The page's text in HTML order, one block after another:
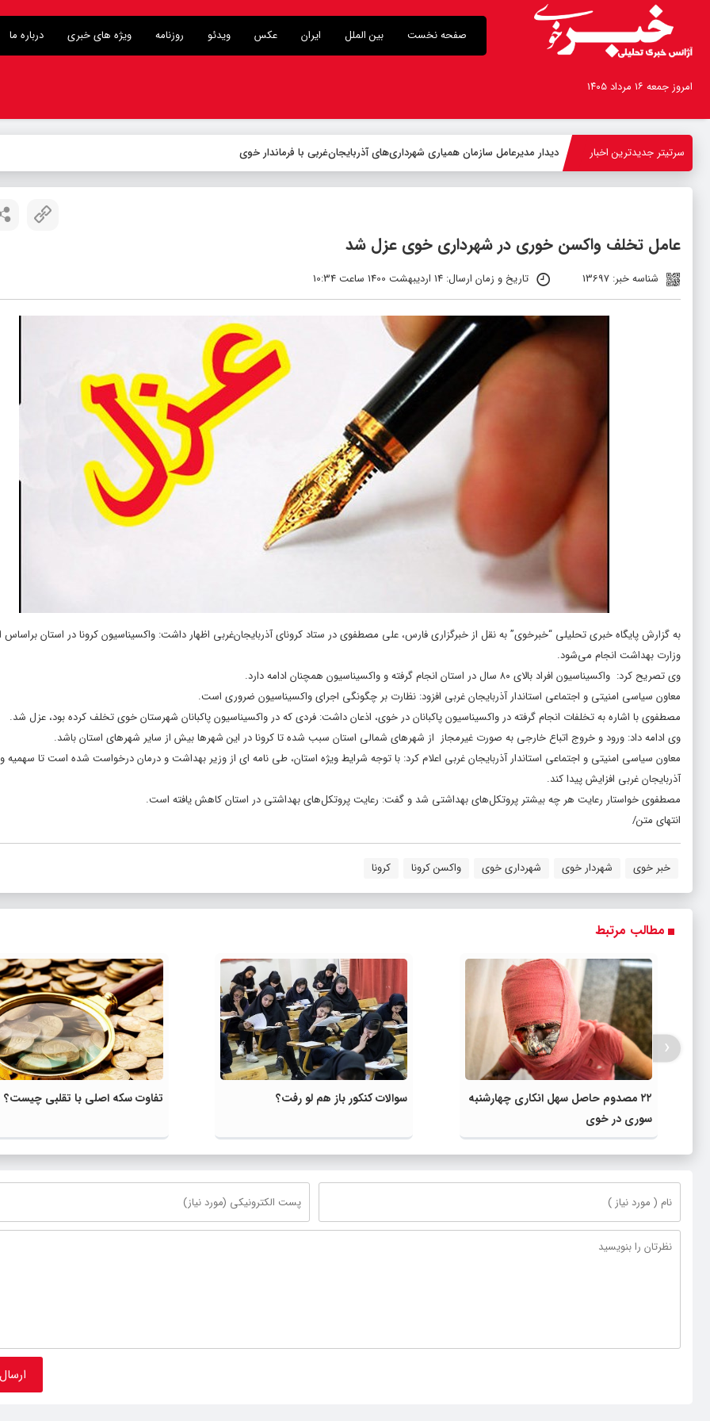
صفحه نخست بین الملل ایران عکس ویدئو روزنامه ویژه های خبری درباره ما
امروز جمعه ۱۶ مرداد ۱۴۰۵
سرتیتر جدیدترین اخبار -
عامل تخلف واکسن خوری در شهرداری خوی عزل شد
شناسه خبر: 13697 تاریخ و زمان ارسال: 14 اردیبهشت 1400 ساعت 10:34
به گزارش پایگاه خبری تحلیلی “خبرخوی” به نقل از خبرگزاری فارس، علی مصطفوی در ستادکرونایآذربایجان‌غربی اظهار داشت: واکسیناسیونکرونادر استان براساس
وزارت بهداشت انجام می‌شود.
وی تصریح کرد: واکسیناسیون افراد بالای ۸۰ سال در استان انجام گرفته و واکسیناسیون همچنان ادامه دارد.
معاون سیاسی امنیتی و اجتماعی استاندار آذربایجان غربی افزود: نظارت بر چگونگی اجرای واکسیناسیون ضروری است.
مصطفوی با اشاره به تخلفات انجام گرفته در واکسیناسیونپاکباناندر خوی، اذعان داشت: فردی که در واکسیناسیونپاکبانان شهرستان خوی تخلف کرده بود، عزل شد.
وی ادامه داد: ورود و خروج اتباع خارجی به صورت غیرمجاز از شهرهای شمالی استان سبب شده تاکرونادر این شهرها بیش از سایر شهرهای استان باشد.
معاون سیاسی امنیتی و اجتماعی استاندار آذربایجان غربی اعلام کرد: با توجه شرایط ویژه استان، طی نامه ای از وزیر بهداشت و درمان درخواست شده است تا سهمیه
آذربایجان غربی افزایش پیدا کند.
مصطفوی خواستار رعایت هر چه بیشتر پروتکل‌های بهداشتی شد و گفت: رعایت پروتکل‌های بهداشتی در استان کاهش یافته است.
انتهای متن/
خبر خوی شهردار خوی شهرداری خوی واکسن کرونا کرونا
مطالب مرتبط
۲۲ مصدوم حاصل سهل انکاری چهارشنبه
سوری در خوی
سوالات کنکور باز هم لو رفت؟ تفاوت سکه اصلی با تقلبی چیست؟
‹